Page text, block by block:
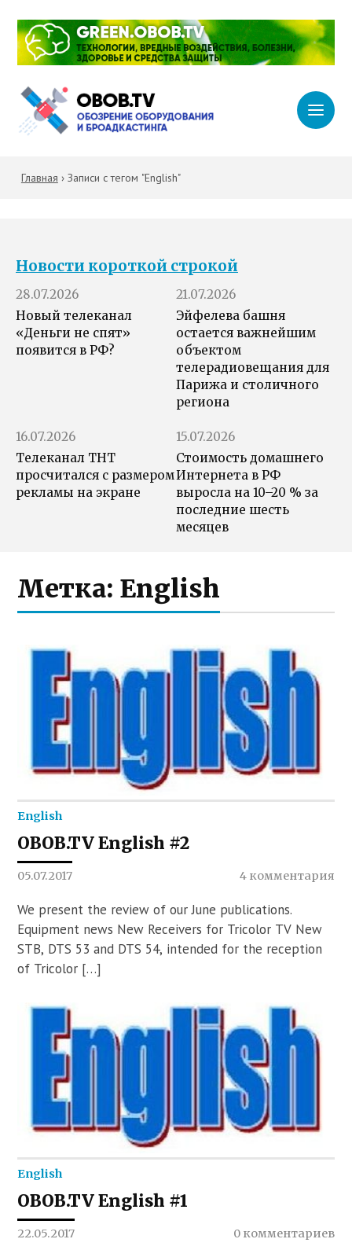
Главная › Записи с тегом "English"
Новости короткой строкой
28.07.2026
Новый телеканал
«Деньги не спят»
появится в РФ?
21.07.2026
Эйфелева башня
остается важнейшим
объектом
телерадиовещания для
Парижа и столичного
региона
16.07.2026
Телеканал ТНТ
просчитался с размером
рекламы на экране
15.07.2026
Стоимость домашнего
Интернета в РФ
выросла на 10–20 % за
последние шесть
месяцев
Метка: English
English
OBOB.TV English #2
05.07.2017 4 комментария
We present the review of our June publications.
Equipment news New Receivers for Tricolor TV New
STB, DTS 53 and DTS 54, intended for the reception
of Tricolor […]
English
OBOB.TV English #1
22.05.2017 0 комментариев